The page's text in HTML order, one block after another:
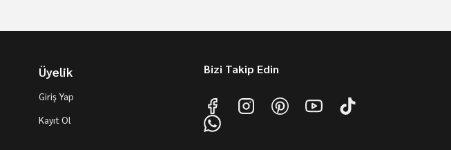
Üyelik
Giriş Yap
Kayıt Ol
Bizi Takip Edin